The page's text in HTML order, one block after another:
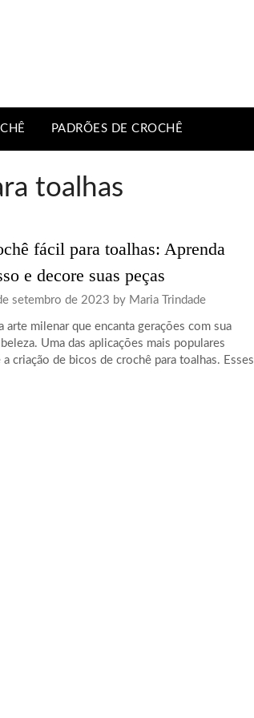
PADRÕES DE CROCHÊ
toalhas
fácil para toalhas: Aprenda
e decore suas peças
setembro de 2023 by Maria Trindade
arte milenar que encanta gerações com sua
Uma das aplicações mais populares
a criação de bicos de crochê para toalhas. Esses